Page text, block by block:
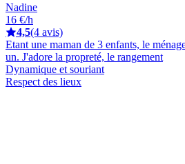
Nadine
16 €/h
4,5(4 avis)
Etant une maman de 3 enfants, le
un. J'adore la propreté, le rangement
Dynamique et souriant
Respect des lieux